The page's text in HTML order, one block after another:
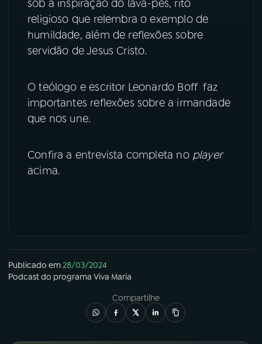
08 FESTIVAL DE MÚSICA
Instagram X
sob a inspiração do lava-pés, rito
religioso que relembra o exemplo de
humildade, além de reflexões sobre
servidão de Jesus Cristo.
O teólogo e escritor Leonardo Boff faz
importantes reflexões sobre a irmandade
que nos une.
Confira a entrevista completa no player
acima.
Publicado em28/03/2024
Podcastdo programa Viva Maria
Compartilhe